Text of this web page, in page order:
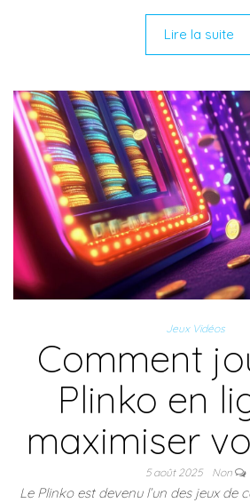
Lire la suite
Jeux Vidéos
Comment
Plinko en
maximiser
5 août 2025 Non
Le Plinko est devenu l’un des jeux de